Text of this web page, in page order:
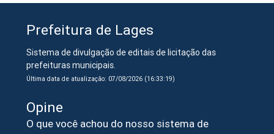
Prefeitura de Lages
Sistema de divulgação de editais de licitação das
prefeituras municipais.
Última data de atualização: 07/08/2026 (16:33:19)
Opine
O que você achou do nosso sistema de